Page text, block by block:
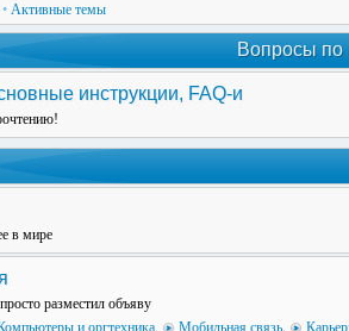
• Активные темы
Вопросы по
инструкции, FAQ-и
в мире
разместил объяву
и оргтехника, Мобильная связь,